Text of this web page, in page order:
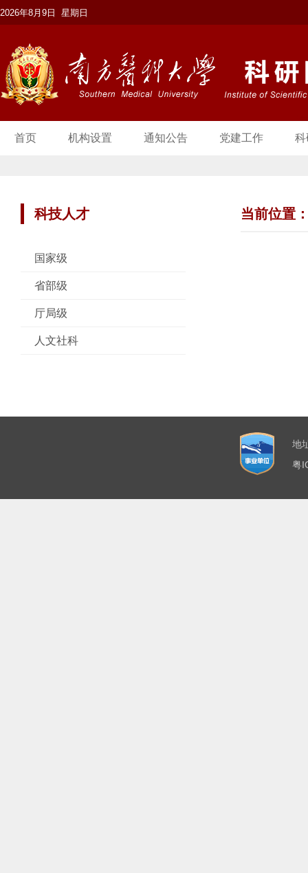
2026年8月9日 星期日
首页 机构设置 通知公告 党建工作 科
科技人才
国家级
省部级
厅局级
人文社科
当前位置
地
粤